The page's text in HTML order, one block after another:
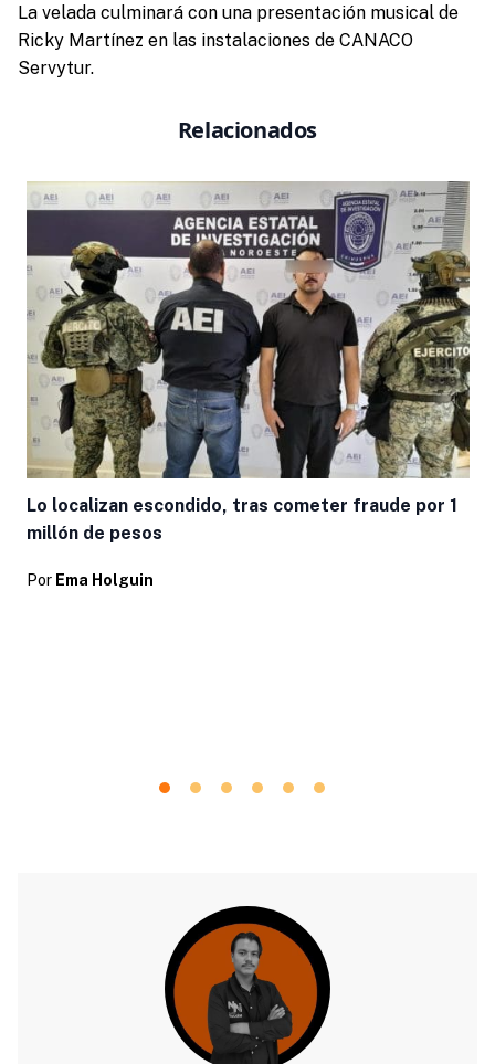
La velada culminará con una presentación musical de
Ricky Martínez en las instalaciones de CANACO
Servytur.
Relacionados
Lo localizan escondido, tras cometer fraude por 1
millón de pesos
Por Ema Holguin